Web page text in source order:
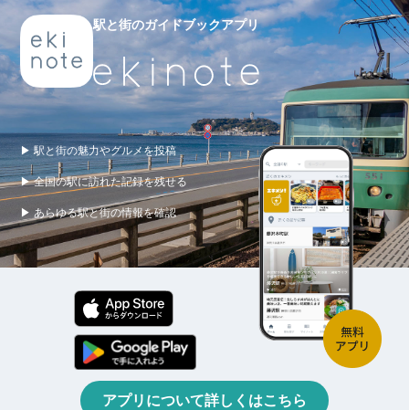
駅と街のガイドブックアプリ
▶ 駅と街の魅力やグルメを投稿
▶ 全国の駅に訪れた記録を残せる
▶ あらゆる駅と街の情報を確認
アプリについて詳しくはこちら